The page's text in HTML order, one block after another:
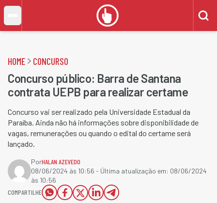
HOME CONCURSO
Concurso público: Barra de Santana
contrata UEPB para realizar certame
Concurso vai ser realizado pela Universidade Estadual da
Paraíba. Ainda não há informações sobre disponibilidade de
vagas, remunerações ou quando o edital do certame será
lançado.
PorHALAN AZEVEDO
08/06/2024 às 10:56 - Última atualização em: 08/06/2024
às 10:56
COMPARTILHE